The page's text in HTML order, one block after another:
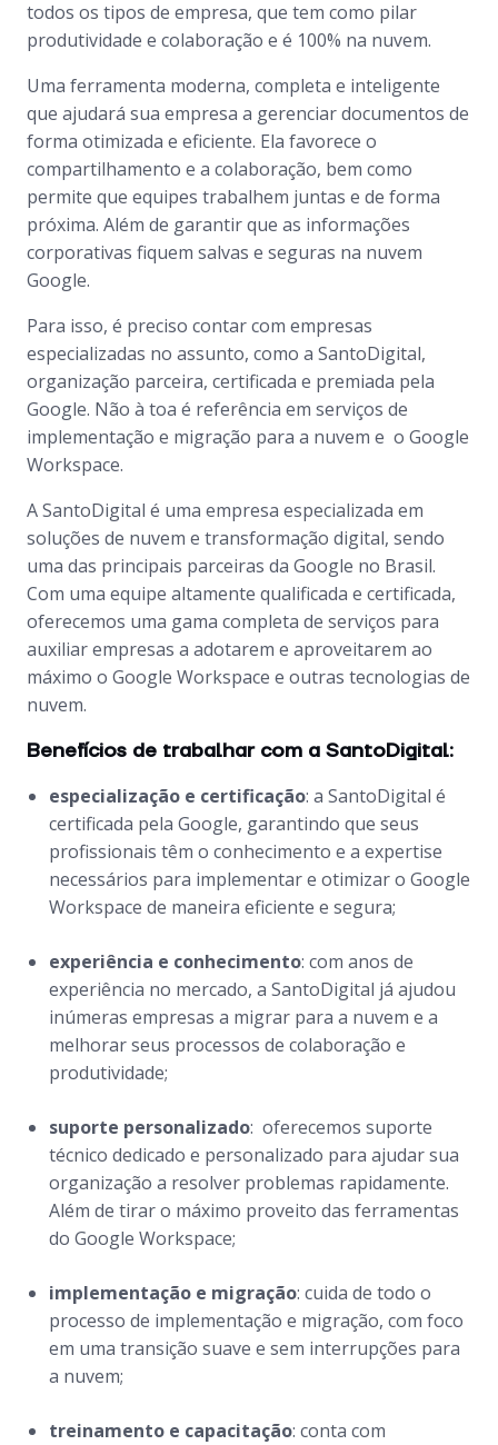
todos os tipos de empresa, que tem como pilar
produtividade e colaboração e é 100% na nuvem.
Uma ferramenta moderna, completa e inteligente
que ajudará sua empresa a gerenciar documentos de
forma otimizada e eficiente. Ela favorece o
compartilhamento e a colaboração, bem como
permite que equipes trabalhem juntas e de forma
próxima. Além de garantir que as informações
corporativas fiquem salvas e seguras na nuvem
Google.
Para isso, é preciso contar com empresas
especializadas no assunto, como a SantoDigital,
organização parceira, certificada e premiada pela
Google. Não à toa é referência em serviços de
implementação e migração para a nuvem e o Google
Workspace.
A SantoDigital é uma empresa especializada em
soluções de nuvem e transformação digital, sendo
uma das principais parceiras da Google no Brasil.
Com uma equipe altamente qualificada e certificada,
oferecemos uma gama completa de serviços para
auxiliar empresas a adotarem e aproveitarem ao
máximo o Google Workspace e outras tecnologias de
nuvem.
Benefícios de trabalhar com a SantoDigital:
especialização e certificação: a SantoDigital é
certificada pela Google, garantindo que seus
profissionais têm o conhecimento e a expertise
necessários para implementar e otimizar o Google
Workspace de maneira eficiente e segura;
experiência e conhecimento: com anos de
experiência no mercado, a SantoDigital já ajudou
inúmeras empresas a migrar para a nuvem e a
melhorar seus processos de colaboração e
produtividade;
suporte personalizado: oferecemos suporte
técnico dedicado e personalizado para ajudar sua
organização a resolver problemas rapidamente.
Além de tirar o máximo proveito das ferramentas
do Google Workspace;
implementação e migração: cuida de todo o
processo de implementação e migração, com foco
em uma transição suave e sem interrupções para
a nuvem;
treinamento e capacitação: conta com